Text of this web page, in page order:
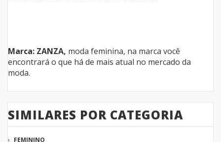
Marca: ZANZA, moda feminina, na marca você
encontrará o que há de mais atual no mercado da
moda.
SIMILARES POR CATEGORIA
FEMININO